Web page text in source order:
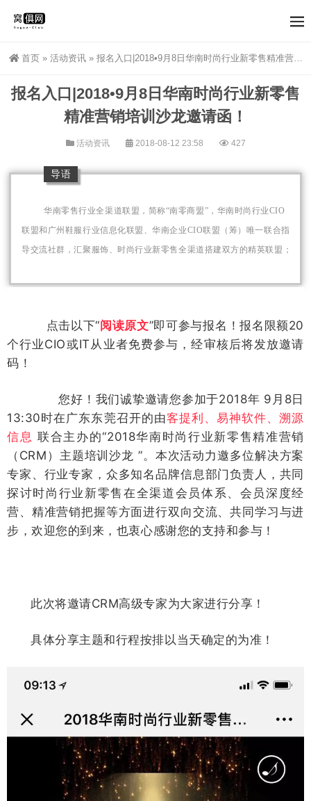
首页 » 活动资讯 » 报名入口|2018•9月8日华南时尚行业新零售精准营销培训沙龙邀请函！
报名入口|2018•9月8日华南时尚行业新零售
精准营销培训沙龙邀请函！
活动资讯 2018-08-12 23:58 427
导语
华南零售行业全渠道联盟，简称“南零商盟”，华南时尚行业CIO
联盟和广州鞋服行业信息化联盟、华南企业CIO联盟（筹） 唯一联合指
导交流社群，汇聚服饰、时尚行业新零售全渠道搭建双方的精英联盟；
点击以下“阅读原文”即可参与报名！报名限额20
个行业CIO或IT从业者免费参与，经审核后将发放邀请
码！
您好！我们诚挚邀请您参加于2018年 9月8日
13:30时在广东东莞召开的由客提利、易神软件、溯源
信息联合主办的“2018华南时尚行业新零售精准营销
（CRM）主题培训沙龙 ”。本次活动力邀多位解决方案
专家、行业专家，众多知名品牌信息部门负责人，共同
探讨时尚行业新零售在全渠道会员体系、会员深度经
营、精准营销把握等方面进行双向交流、共同学习与进
步，欢迎您的到来，也衷心感谢您的支持和参与！
此次将邀请CRM高级专家为大家进行分享！
具体分享主题和行程按排以当天确定的为准！